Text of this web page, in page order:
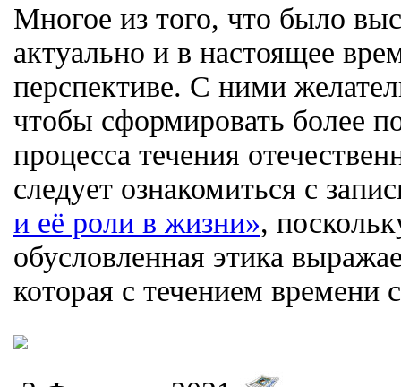
Многое из того, что было
актуально и в настоящее
перспективе. С ними
чтобы сформировать более
процесса течения
следует ознакомиться с
и её роли в жизни»,
обусловленная этика
которая с течением времени